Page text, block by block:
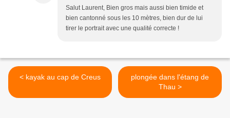
Salut Laurent, Bien gros mais aussi bien timide et
bien cantonné sous les 10 mètres, bien dur de lui
tirer le portrait avec une qualité correcte !
< kayak au cap de Creus
plongée dans l'étang de
Thau >